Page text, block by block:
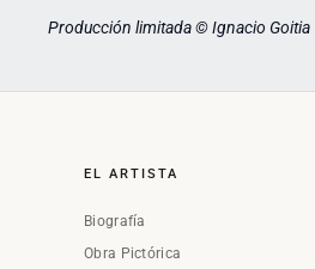
Producción limitada © Ignacio Goitia
EL ARTISTA
Biografía
Obra Pictórica